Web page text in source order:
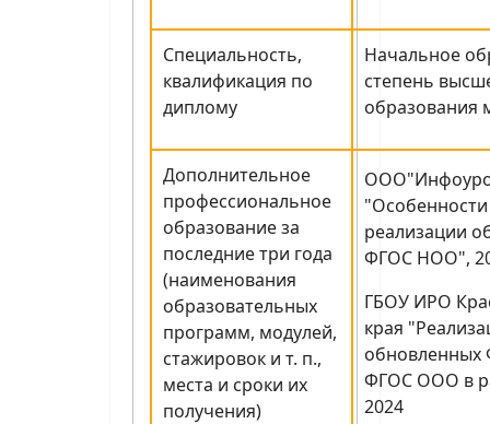
Специальность,
квалификация по
диплому
Начальное
степень
образования
Дополнительное
профессиональное
образование за
последние три года
(наименования
образовательных
программ, модулей,
стажировок и т. п.,
места и сроки их
получения)
реализации
ФГОС НОО",
ГБОУ ИРО
края
ФГОС ООО в
2024